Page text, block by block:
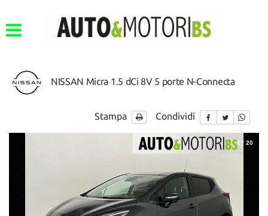
NISSAN Micra 1.5 dCi 8V 5 porte N-Connecta
Stampa Condividi
1 / 20